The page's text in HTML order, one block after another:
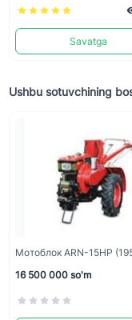
Savatga
Ushbu sotuvchining
Мотоблок ARN-15HP
16 500 000 so'm